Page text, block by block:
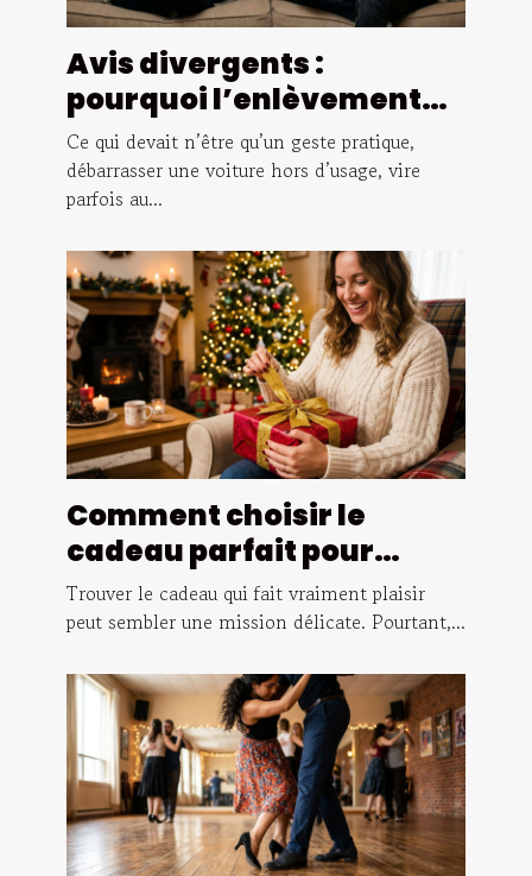
Avis divergents :
pourquoi l’enlèvement
suscite le débat
Ce qui devait n’être qu’un geste pratique,
débarrasser une voiture hors d’usage, vire
parfois au...
Comment choisir le
cadeau parfait pour
surprendre vos proches ?
Trouver le cadeau qui fait vraiment plaisir
peut sembler une mission délicate. Pourtant,...